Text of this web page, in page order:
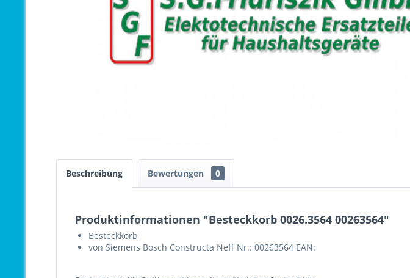
Beschreibung Bewertungen 0
Produktinformationen "Besteckkorb 0026.3564 00263564"
Besteckkorb
von Siemens Bosch Constructa Neff Nr.: 00263564 EAN: